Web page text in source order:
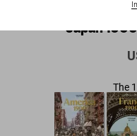
Japan
The